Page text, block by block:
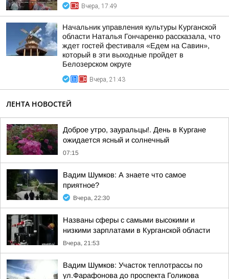
Вчера, 17:49
Начальник управления культуры Курганской
области Наталья Гончаренко рассказала, что
ждет гостей фестиваля «Едем на Савин»,
который в эти выходные пройдет в
Белозерском округе
Вчера, 21:43
ЛЕНТА НОВОСТЕЙ
Доброе утро, зауральцы!. День в Кургане
ожидается ясный и солнечный
07:15
Вадим Шумков: А знаете что самое
приятное?
Вчера, 22:30
Названы сферы с самыми высокими и
низкими зарплатами в Курганской области
Вчера, 21:53
Вадим Шумков: Участок теплотрассы по
ул.Фарафонова до проспекта Голикова